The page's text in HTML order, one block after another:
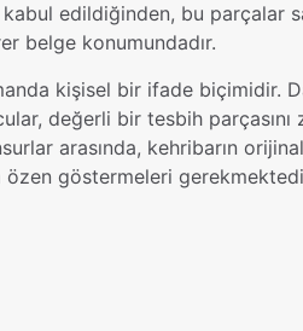
edildiğinden, bu parçalar
belge konumundadır.
kişisel bir ifade biçimidir.
değerli bir tesbih
arasında, kehribarın
özen göstermeleri